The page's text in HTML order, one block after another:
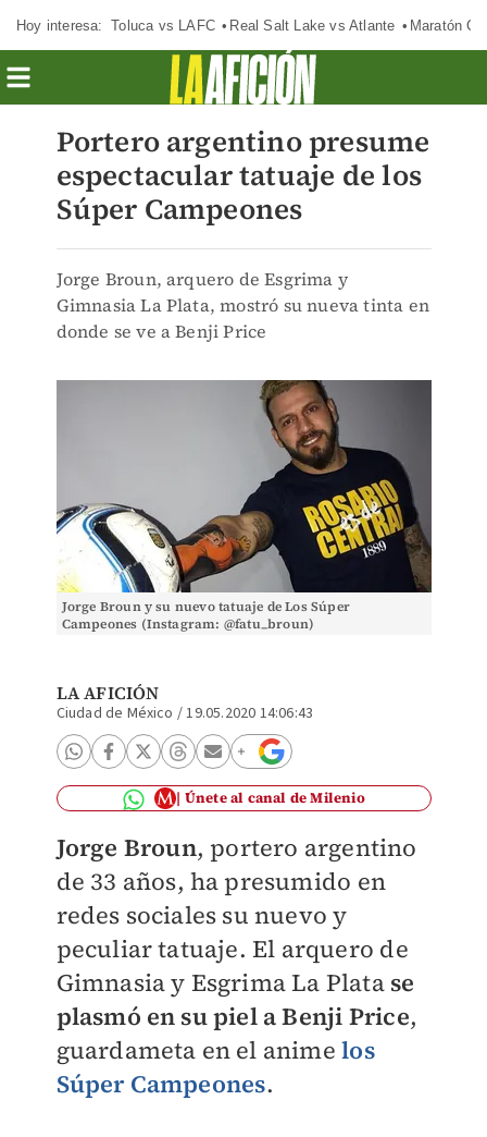
Hoy interesa: Toluca vs LAFC Real Salt Lake vs Atlante Maratón
Portero argentino presume
espectacular tatuaje de los
Súper Campeones
Jorge Broun, arquero de Esgrima y
Gimnasia La Plata, mostró su nueva tinta en
donde se ve a Benji Price
Jorge Broun y su nuevo tatuaje de Los Súper
Campeones (Instagram: @fatu_broun)
LA AFICIÓN
Ciudad de México /19.05.2020 14:06:43
Únete al canal de Milenio
Jorge Broun, portero argentino
de 33 años, ha presumido en
redes sociales su nuevo y
peculiar tatuaje. El arquero de
Gimnasia y Esgrima La Plata se
plasmó en su piel a Benji Price,
guardameta en el animelos
Súper Campeones.